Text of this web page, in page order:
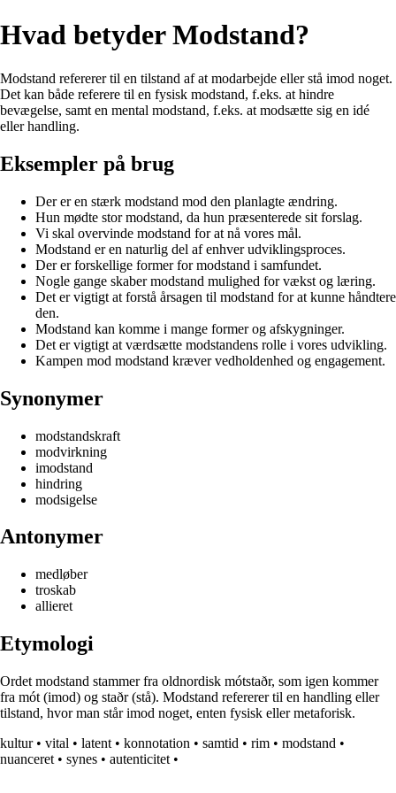
Hvad betyder Modstand?
Modstand refererer til en tilstand af at modarbejde eller stå imod noget.
Det kan både referere til en fysisk modstand, f.eks. at hindre
bevægelse, samt en mental modstand, f.eks. at modsætte sig en idé
eller handling.
Eksempler på brug
Der er en stærk modstand mod den planlagte ændring.
Hun mødte stor modstand, da hun præsenterede sit forslag.
Vi skal overvinde modstand for at nå vores mål.
Modstand er en naturlig del af enhver udviklingsproces.
Der er forskellige former for modstand i samfundet.
Nogle gange skaber modstand mulighed for vækst og læring.
Det er vigtigt at forstå årsagen til modstand for at kunne håndtere
den.
Modstand kan komme i mange former og afskygninger.
Det er vigtigt at værdsætte modstandens rolle i vores udvikling.
Kampen mod modstand kræver vedholdenhed og engagement.
Synonymer
modstandskraft
modvirkning
imodstand
hindring
modsigelse
Antonymer
medløber
troskab
allieret
Etymologi
Ordet modstand stammer fra oldnordisk mótstaðr, som igen kommer
fra mót (imod) og staðr (stå). Modstand refererer til en handling eller
tilstand, hvor man står imod noget, enten fysisk eller metaforisk.
kultur• vital • latent • konnotation • samtid • rim • modstand •
nuanceret • synes • autenticitet •